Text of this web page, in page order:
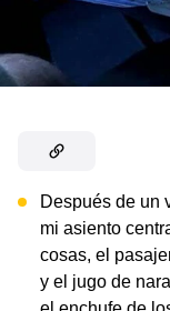
Después de un
mi asiento
cosas, el
y el jugo de